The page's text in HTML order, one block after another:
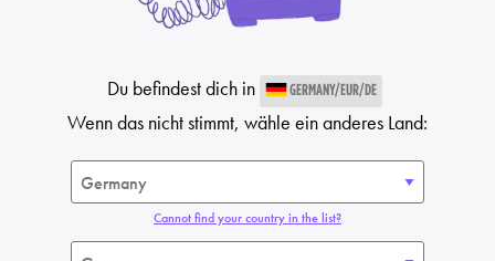
Du befindest dich in GERMANY/EUR/DE
Wenn das nicht stimmt, wähle ein anderes Land:
Cannot find your country in the list?